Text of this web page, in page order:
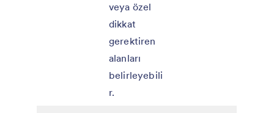
veya özel
dikkat
gerektiren
alanları
belirleyebili
r.